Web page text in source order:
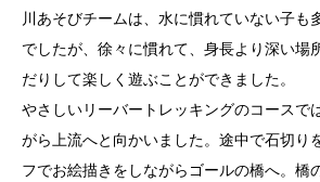
川あそびチームは、水に慣れていない子も
でしたが、徐々に慣れて、身長より深い場
だりして楽しく遊ぶことができました。
やさしいリーバートレッキングのコースで
がら上流へと向かいました。途中で石切り
フでお絵描きをしながらゴールの橋へ。橋